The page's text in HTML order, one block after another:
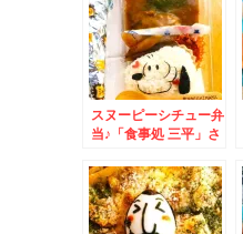
スヌーピーシチュー弁
当♪「食事処 三平」さ
すぎる件Σ(ﾟДﾟ)「塩
チャーシューメン」